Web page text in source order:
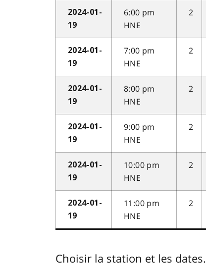
2024-01-
19
6:00 pm
HNE
2
2024-01-
19
7:00 pm
HNE
2
2024-01-
19
8:00 pm
HNE
2
2024-01-
19
9:00 pm
HNE
2
2024-01-
19
10:00 pm
HNE
2
2024-01-
19
11:00 pm
HNE
2
Choisir la station et les dates.